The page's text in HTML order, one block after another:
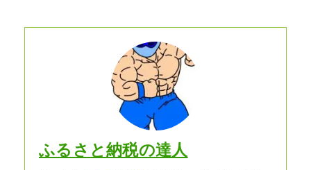
ふるさと納税の達人